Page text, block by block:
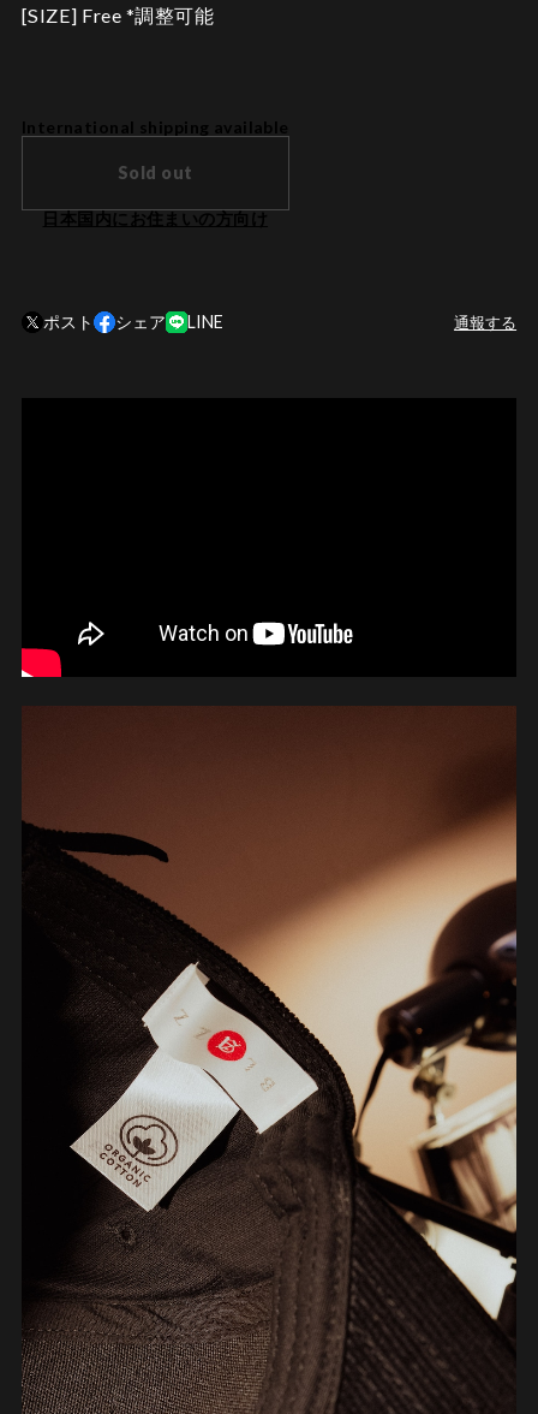
[SIZE] Free *調整可能
International shipping available
Sold out
日本国内にお住まいの方向け
ポスト シェア LINE 通報する